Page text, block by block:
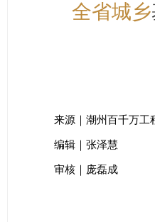
全省城乡
来源｜潮州百千万工
编辑｜张泽慧
审核｜庞磊成